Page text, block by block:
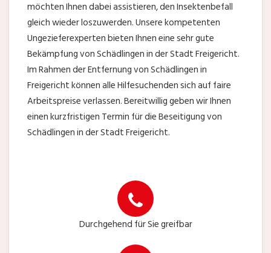
möchten Ihnen dabei assistieren, den Insektenbefall
gleich wieder loszuwerden. Unsere kompetenten
Ungezieferexperten bieten Ihnen eine sehr gute
Bekämpfung von Schädlingen in der Stadt Freigericht.
Im Rahmen der Entfernung von Schädlingen in
Freigericht können alle Hilfesuchenden sich auf faire
Arbeitspreise verlassen. Bereitwillig geben wir Ihnen
einen kurzfristigen Termin für die Beseitigung von
Schädlingen in der Stadt Freigericht.
Durchgehend für Sie greifbar